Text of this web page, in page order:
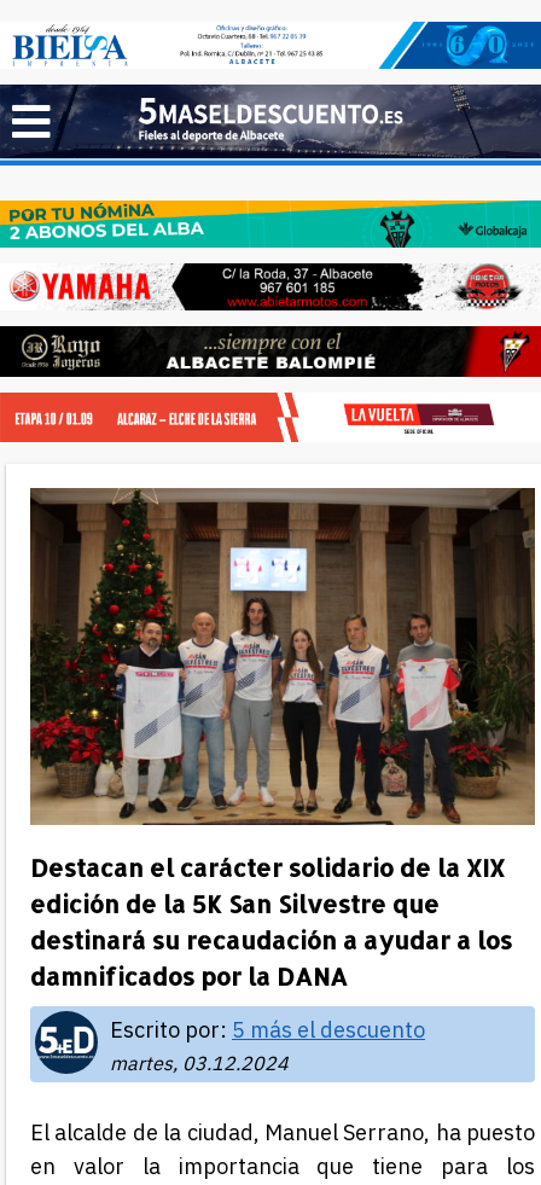
Destacan el carácter solidario de la XIX
edición de la 5K San Silvestre que
destinará su recaudación a ayudar a los
damnificados por la DANA
Escrito por: 5 más el descuento
martes, 03.12.2024
El alcalde de la ciudad, Manuel Serrano, ha puesto
en valor la importancia que tiene para los